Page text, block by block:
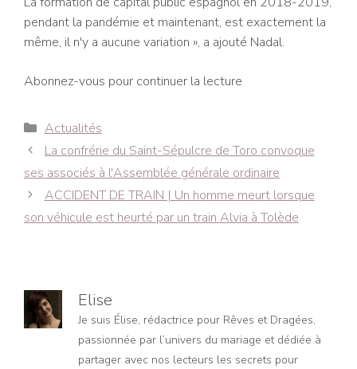
pendant la pandémie et maintenant, est exactement la
même, il n'y a aucune variation », a ajouté Nadal.
Abonnez-vous pour continuer la lecture
Catégories
Actualités
Navigation
des
articles
La confrérie du Saint-Sépulcre de Toro convoque
ses associés à l'Assemblée générale ordinaire
ACCIDENT DE TRAIN | Un homme meurt lorsque
son véhicule est heurté par un train Alvia à Tolède
Elise
Je suis Élise, rédactrice pour Rêves et Dragées,
passionnée par l’univers du mariage et dédiée à
partager avec nos lecteurs les secrets pour